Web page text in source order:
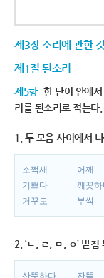
제3장 소리에 관한 것
제1절 된소리
제5항 한 단어 안에
리를 된소리로 적는다.
1. 두 모음 사이에서
소쩍새 어깨
기쁘다
깨끗
거꾸로
부썩
2. ‘ㄴ, ㄹ, ㅁ, ㅇ’ 받
산뜻하다 잔뜩